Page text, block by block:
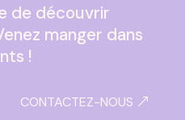
de découvrir
manger dans
!
CONTACTEZ-NOUS